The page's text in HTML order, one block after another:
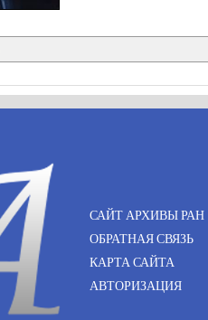
САЙТ АРХИВЫ РАН
ОБРАТНАЯ СВЯЗЬ
КАРТА САЙТА
АВТОРИЗАЦИЯ